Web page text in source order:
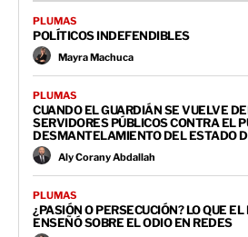
PLUMAS
POLÍTICOS INDEFENDIBLES
Mayra Machuca
PLUMAS
CUANDO EL GUARDIÁN SE VUELVE
SERVIDORES PÚBLICOS CONTRA EL
DESMANTELAMIENTO DEL ESTADO
Aly Corany Abdallah
PLUMAS
¿PASIÓN O PERSECUCIÓN? LO QUE
ENSEÑÓ SOBRE EL ODIO EN REDES